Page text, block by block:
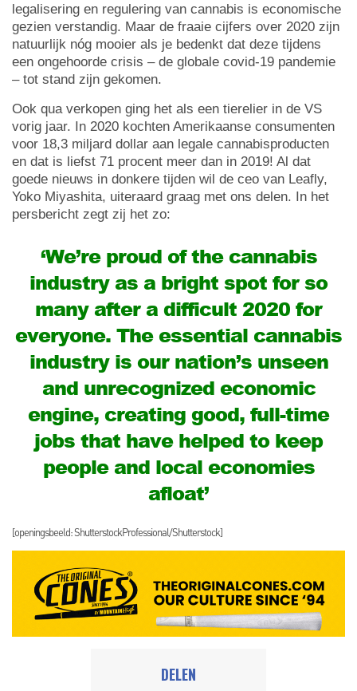
legalisering en regulering van cannabis is economische
gezien verstandig. Maar de fraaie cijfers over 2020 zijn
natuurlijk nóg mooier als je bedenkt dat deze tijdens
een ongehoorde crisis – de globale covid-19 pandemie
– tot stand zijn gekomen.
Ook qua verkopen ging het als een tierelier in de VS
vorig jaar. In 2020 kochten Amerikaanse consumenten
voor 18,3 miljard dollar aan legale cannabisproducten
en dat is liefst 71 procent meer dan in 2019! Al dat
goede nieuws in donkere tijden wil de ceo van Leafly,
Yoko Miyashita, uiteraard graag met ons delen. In het
persbericht zegt zij het zo:
‘We’re proud of the cannabis
industry as a bright spot for so
many after a difficult 2020 for
everyone. The essential cannabis
industry is our nation’s unseen
and unrecognized economic
engine, creating good, full-time
jobs that have helped to keep
people and local economies
afloat’
[openingsbeeld: ShutterstockProfessional/Shutterstock]
DELEN